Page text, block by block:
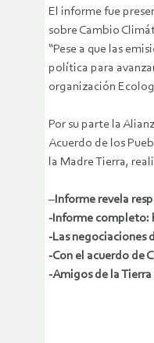
El informe fue
sobre Cambio
“Pese a que las
política para
organización
Por su parte la
Acuerdo de los
la Madre Tierra,
– Informe revela
-Informe completo:
-Las
-Con el acuerdo de
-Amigos de la